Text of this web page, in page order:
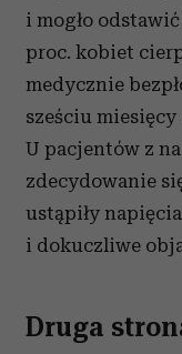
i mogło
proc. kobiet
medycznie
sześciu
U pacjentów z
zdecydowanie
ustąpiły
i dokuczliwe
Druga